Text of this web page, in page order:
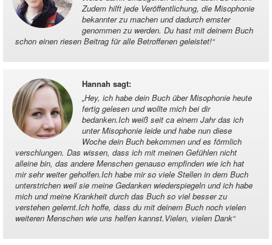
Zudem hilft jede Veröffentlichung, die Misophonie
bekannter zu machen und dadurch ernster
genommen zu werden. Du hast mit deinem Buch
schon einen riesen Beitrag für alle Betroffenen geleistet!“
Hannah sagt:
„Hey, ich habe dein Buch über Misophonie heute
fertig gelesen und wollte mich bei dir
bedanken.Ich weiß seit ca einem Jahr das ich
unter Misophonie leide und habe nun diese
Woche dein Buch bekommen und es förmlich
verschlungen. Das wissen, dass ich mit meinen Gefühlen nicht
alleine bin, das andere Menschen genauso empfinden wie ich hat
mir sehr weiter geholfen.Ich habe mir so viele Stellen in dem Buch
unterstrichen weil sie meine Gedanken wiederspiegeln und ich habe
mich und meine Krankheit durch das Buch so viel besser zu
verstehen gelernt.Ich hoffe, dass du mit deinem Buch noch vielen
weiteren Menschen wie uns helfen kannst.Vielen, vielen Dank“